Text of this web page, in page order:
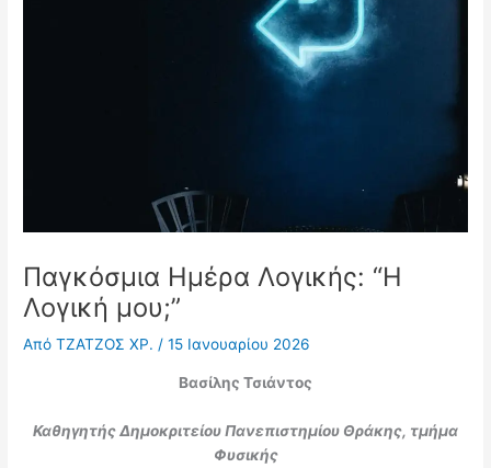
Παγκόσμια Ημέρα Λογικής: “Η
Λογική μου;”
ΑπόΤΖΑΤΖΟΣ ΧΡ./15 Ιανουαρίου 2026
Βασίλης Τσιάντος
Καθηγητής Δημοκριτείου Πανεπιστημίου Θράκης, τμήμα
Φυσικής